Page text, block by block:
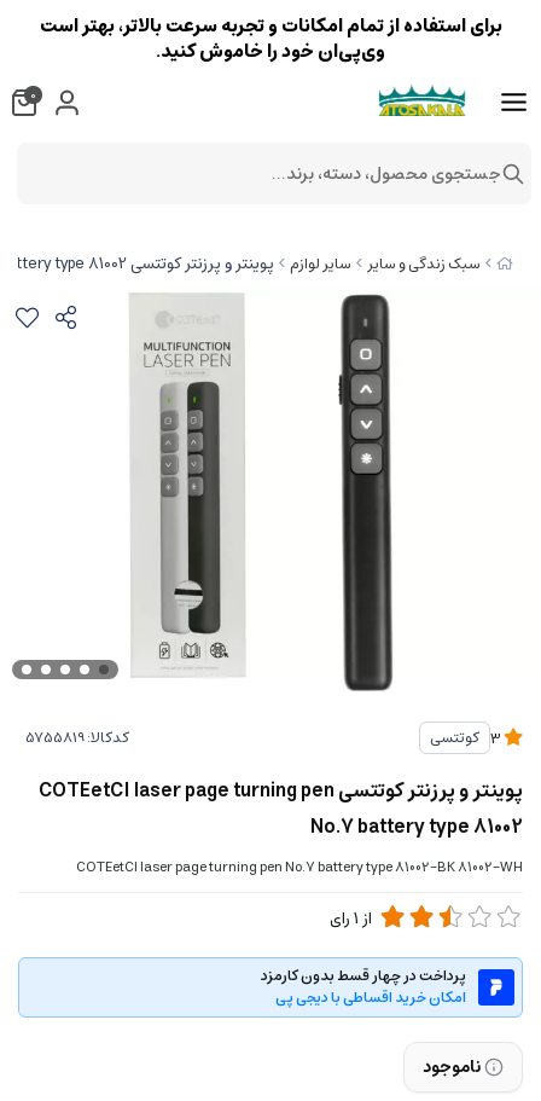
سبک زندگی و سایر سایر لوازم پوینتر و پرزنتر کوتتسی COTEetCI laser page turning pen No.7 battery type 81002
کوتتسی کدکالا:
پوینتر و پرزنتر کوتتسی COTEetCI laser page turning pen
No.7 battery type 81002
COTEetCI laser page turning pen No.7 battery type 81002-BK 81002-WH
از 1رای
پرداخت در چهار قسط بدون کارمزد
امکان خرید اقساطی با دیجی پی
ناموجود
برای استفاده از تمام امکانات و تجربه سرعت بالاتر، بهتر است
وی‌پی‌ان خود را خاموش کنید.
0
جستجوی محصول، دسته، برند...